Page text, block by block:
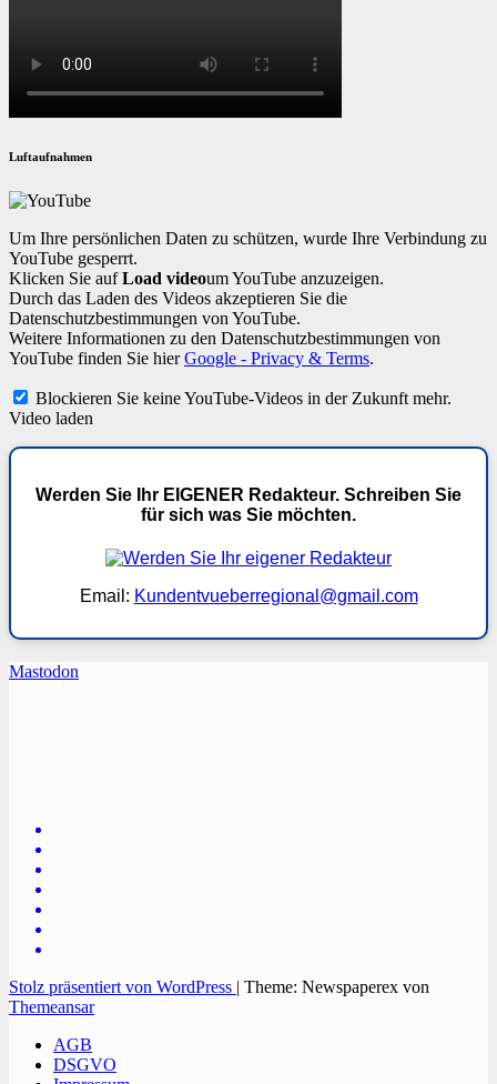
Luftaufnahmen
Um Ihre persönlichen Daten zu schützen, wurde Ihre Verbindung zu
YouTube gesperrt.
Klicken Sie aufLoad videoum YouTube anzuzeigen.
Durch das Laden des Videos akzeptieren Sie die
Datenschutzbestimmungen von YouTube.
Weitere Informationen zu den Datenschutzbestimmungen von
YouTube finden Sie hierGoogle - Privacy & Terms.
Blockieren Sie keine YouTube-Videos in der Zukunft mehr.
Video laden
Werden Sie Ihr EIGENER Redakteur. Schreiben Sie
für sich was Sie möchten.
Email: Kundentvueberregional@gmail.com
Mastodon
Stolz präsentiert von WordPress | Theme: Newspaperex von
Themeansar
AGB
DSGVO